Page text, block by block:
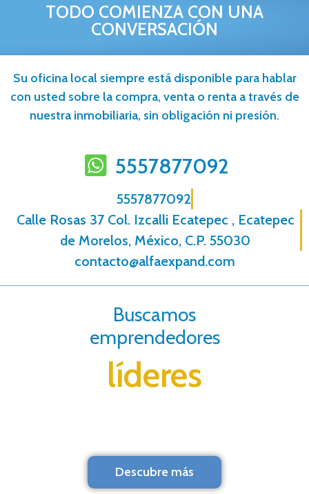
TODO COMIENZA CON UNA
CONVERSACIÓN
Su oficina local siempre está disponible para hablar
con usted sobre la compra, venta o renta a través de
nuestra inmobiliaria, sin obligación ni presión.
5557877092
5557877092
Calle Rosas 37 Col. Izcalli Ecatepec , Ecatepec
de Morelos, México, C.P. 55030
contacto@alfaexpand.com
Buscamos
emprendedores
líderes
Descubre más